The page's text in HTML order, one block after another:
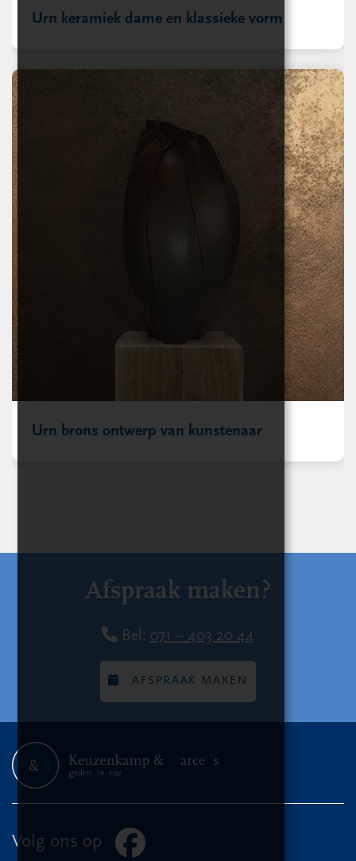
Urn keramiek dame en klassieke vorm
Urn brons ontwerp van kunstenaar
Afspraak maken?
Bel: 071 – 403 20 44
AFSPRAAK MAKEN
Volg ons op